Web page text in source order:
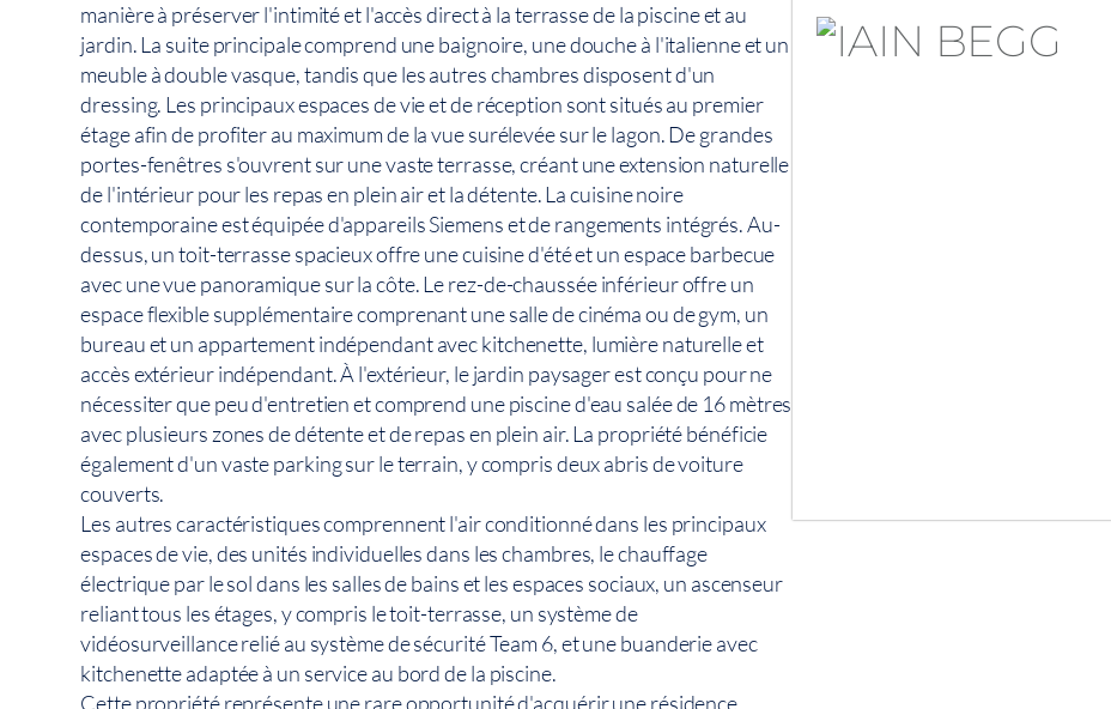
manière à préserver l'intimité et l'accès direct à la terrasse de la piscine et au
jardin. La suite principale comprend une baignoire, une douche à l'italienne et un
meuble à double vasque, tandis que les autres chambres disposent d'un
dressing. Les principaux espaces de vie et de réception sont situés au premier
étage afin de profiter au maximum de la vue surélevée sur le lagon. De grandes
portes-fenêtres s'ouvrent sur une vaste terrasse, créant une extension naturelle
de l'intérieur pour les repas en plein air et la détente. La cuisine noire
contemporaine est équipée d'appareils Siemens et de rangements intégrés. Au-
dessus, un toit-terrasse spacieux offre une cuisine d'été et un espace barbecue
avec une vue panoramique sur la côte. Le rez-de-chaussée inférieur offre un
espace flexible supplémentaire comprenant une salle de cinéma ou de gym, un
bureau et un appartement indépendant avec kitchenette, lumière naturelle et
accès extérieur indépendant. À l'extérieur, le jardin paysager est conçu pour ne
nécessiter que peu d'entretien et comprend une piscine d'eau salée de 16 mètres
avec plusieurs zones de détente et de repas en plein air. La propriété bénéficie
également d'un vaste parking sur le terrain, y compris deux abris de voiture
couverts.
Les autres caractéristiques comprennent l'air conditionné dans les principaux
espaces de vie, des unités individuelles dans les chambres, le chauffage
électrique par le sol dans les salles de bains et les espaces sociaux, un ascenseur
reliant tous les étages, y compris le toit-terrasse, un système de
vidéosurveillance relié au système de sécurité Team 6, et une buanderie avec
kitchenette adaptée à un service au bord de la piscine.
Cette propriété représente une rare opportunité d'acquérir une résidence